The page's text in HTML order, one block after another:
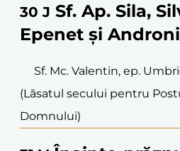
30 J Sf. Ap. Sila,
Epenet și
Sf. Mc. Valentin, ep.
(Lăsatul secului pentru
Domnului)